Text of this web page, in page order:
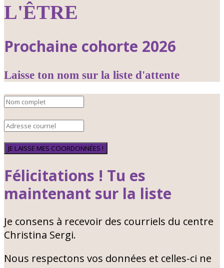
L'ÊTRE
Prochaine cohorte 2026
Laisse ton nom sur la liste d'attente
JE LAISSE MES COORDONNÉES !
Félicitations ! Tu es
maintenant sur la liste
Je consens à recevoir des courriels du centre
Christina Sergi.
Nous respectons vos données et celles-ci ne